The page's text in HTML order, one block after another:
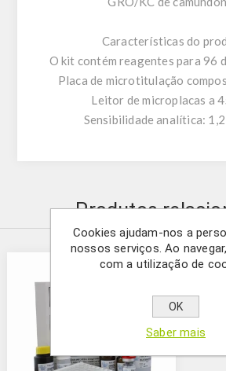
Características do
O kit contém reagentes para 96
Placa de microtitulação
Leitor de microplacas a
Sensibilidade analítica:
Produtos
Cookies ajudam-nos a
nossos serviços. Ao
com a utilização de
OK
Saber mais